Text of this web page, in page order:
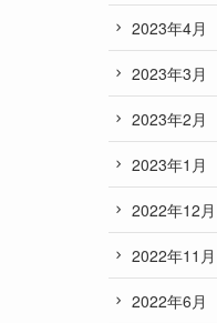
2023年4月
2023年3月
2023年2月
2023年1月
2022年12月
2022年11月
2022年6月